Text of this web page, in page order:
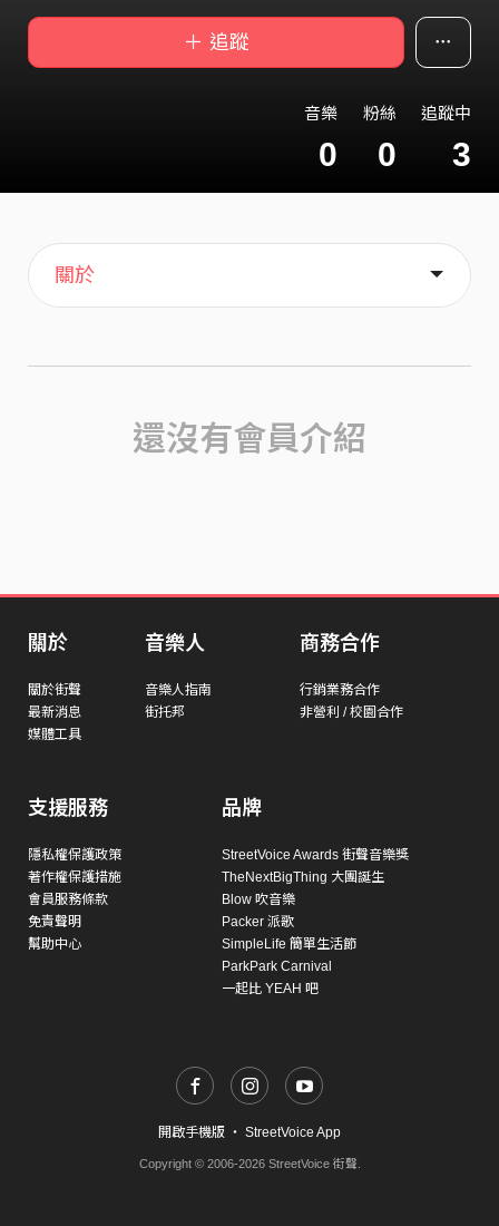
＋ 追蹤
音樂
0
粉絲
0
追蹤中
3
主頁
喜歡
關於
還沒有會員介紹
關於
關於街聲
最新消息
媒體工具
音樂人
音樂人指南
街托邦
商務合作
行銷業務合作
非營利 / 校園合作
支援服務
隱私權保護政策
著作權保護措施
會員服務條款
免責聲明
幫助中心
品牌
StreetVoice Awards 街聲音樂獎
TheNextBigThing 大團誕生
Blow 吹音樂
Packer 派歌
SimpleLife 簡單生活節
ParkPark Carnival
一起比 YEAH 吧
開啟手機版 ・ StreetVoice App
Copyright © 2006-2026 StreetVoice 街聲.